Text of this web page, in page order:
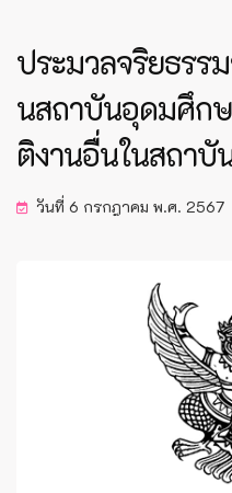
ประมวลจริยธรร
นสถาบันอุดมศึก
ติงานอื่นในสถา
วันที่ 6 กรกฎาคม พ.ศ. 2567